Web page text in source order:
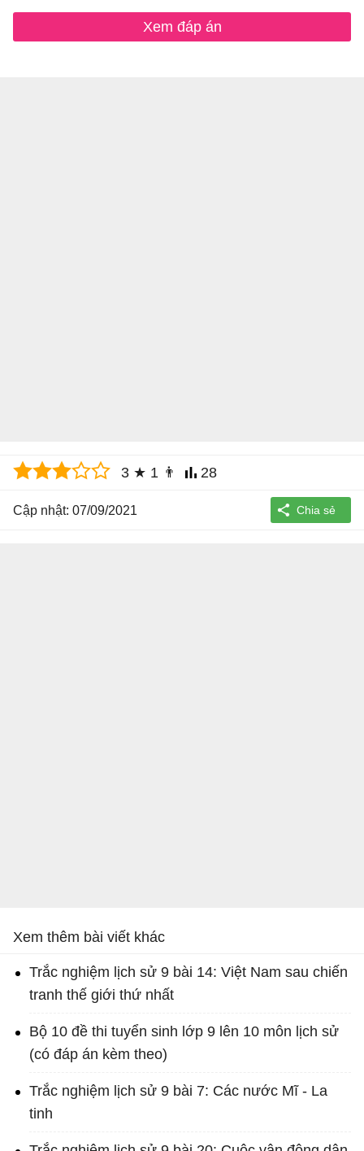
Xem đáp án
3 ★ 1 👨 28
Cập nhật: 07/09/2021
Xem thêm bài viết khác
Trắc nghiệm lịch sử 9 bài 14: Việt Nam sau chiến
tranh thế giới thứ nhất
Bộ 10 đề thi tuyển sinh lớp 9 lên 10 môn lịch sử
(có đáp án kèm theo)
Trắc nghiệm lịch sử 9 bài 7: Các nước Mĩ - La
tinh